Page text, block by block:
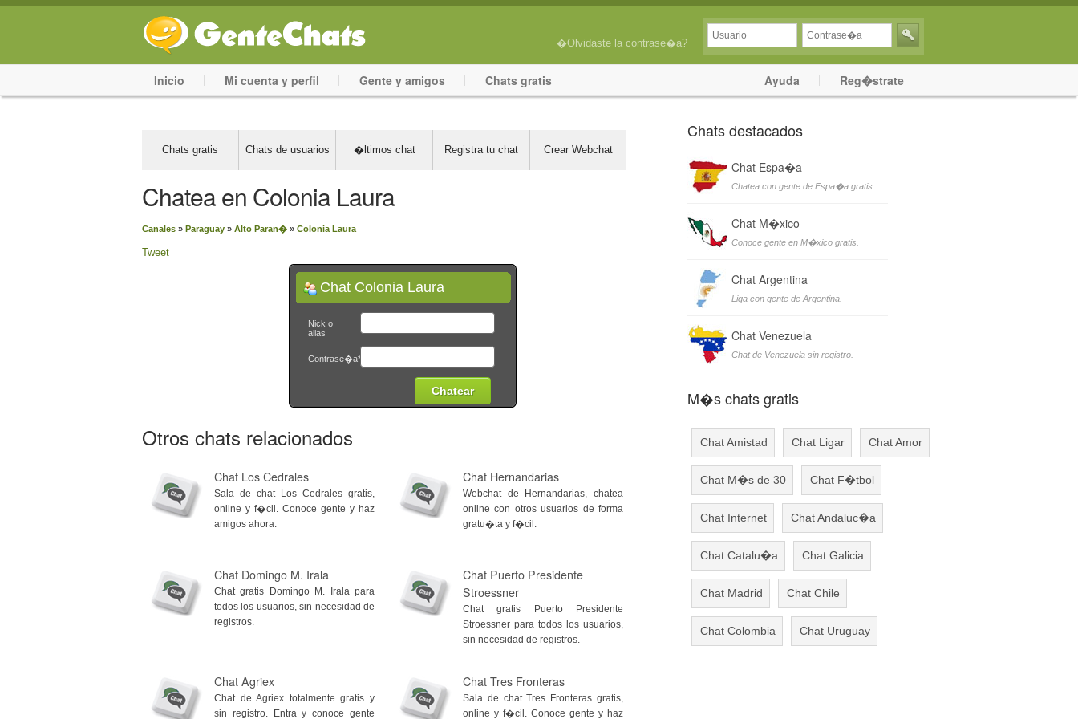
�Olvidaste la contrase�a?
Inicio Mi cuenta y perfil Gente y amigos Chats gratis Ayuda Reg�strate
Chats gratis Chats de usuarios �ltimos chat Registra tu chat Crear Webchat
Chatea en Colonia Laura
Canales » Paraguay » Alto Paran� » Colonia Laura
Tweet
Chat Colonia Laura
Nick o
alias
Contrase�a*
Otros chats relacionados
Chat Los Cedrales
Sala de chat Los Cedrales gratis,
online y f�cil. Conoce gente y haz
amigos ahora.
Chat Hernandarias
Webchat de Hernandarias, chatea
online con otros usuarios de forma
gratu�ta y f�cil.
Chat Domingo M. Irala
Chat gratis Domingo M. Irala para
todos los usuarios, sin necesidad de
registros.
Chat Puerto Presidente
Stroessner
Chat gratis Puerto Presidente
Stroessner para todos los usuarios,
sin necesidad de registros.
Chat Agriex
Chat de Agriex totalmente gratis y
sin registro. Entra y conoce gente
Chat Tres Fronteras
Sala de chat Tres Fronteras gratis,
online y f�cil. Conoce gente y haz
Chats destacados
Chat Espa�a
Chatea con gente de Espa�a gratis.
Chat M�xico
Conoce gente en M�xico gratis.
Chat Argentina
Liga con gente de Argentina.
Chat Venezuela
Chat de Venezuela sin registro.
M�s chats gratis
Chat Amistad Chat Ligar Chat Amor
Chat M�s de 30 Chat F�tbol
Chat Internet Chat Andaluc�a
Chat Catalu�a Chat Galicia
Chat Madrid Chat Chile
Chat Colombia Chat Uruguay